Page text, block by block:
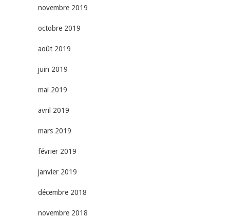
novembre 2019
octobre 2019
août 2019
juin 2019
mai 2019
avril 2019
mars 2019
février 2019
janvier 2019
décembre 2018
novembre 2018